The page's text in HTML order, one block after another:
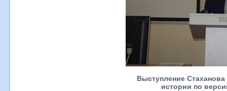
Выступление
истории по